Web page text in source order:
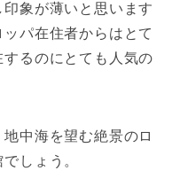
象が薄いと思います
パ在住者からはとて
るのにとても人気の
中海を望む絶景のロ
しょう。